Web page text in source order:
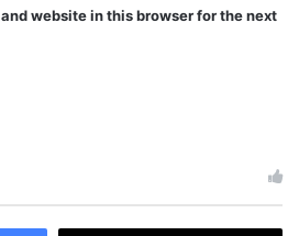
website in this browser for the next